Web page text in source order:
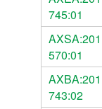
745:01
570:01
743:02